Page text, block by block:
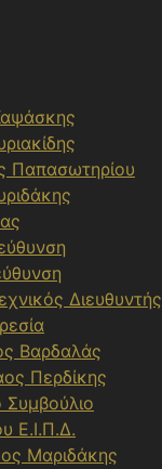
Παπασωτηρίου
Διευθυντής
Βαρδαλάς
Περδίκης
Ε.Ι.Π.Δ.
Μαριδάκης